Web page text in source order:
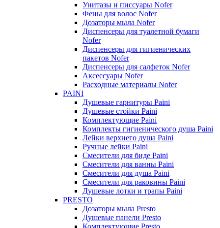
Унитазы и писсуары Nofer
Фены для волос Nofer
Дозаторы мыла Nofer
Диспенсеры для туалетной бумаги
Nofer
Диспенсеры для гигиенических
пакетов Nofer
Диспенсеры для салфеток Nofer
Аксессуары Nofer
Расходные материалы Nofer
PAINI
Душевые гарнитуры Paini
Душевые стойки Paini
Комплектующие Paini
Комплекты гигиенического душа Paini
Лейки верхнего душа Paini
Ручные лейки Paini
Смесители для биде Paini
Смесители для ванны Paini
Смесители для душа Paini
Смесители для раковины Paini
Душевые лотки и трапы Paini
PRESTO
Дозаторы мыла Presto
Душевые панели Presto
Комплектующие Presto